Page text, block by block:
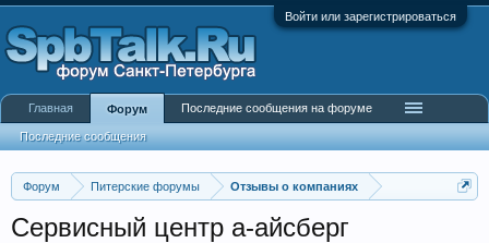
Войти или зарегистрироваться
Форум Питерские форумы Отзывы о компаниях
Сервисный центр а-айсберг
Главная Форум
Последние сообщения
Последние сообщения на форуме